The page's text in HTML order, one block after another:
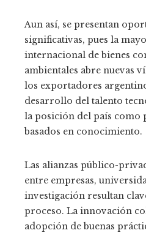
Aun así, se presentan
significativas, pues la
internacional de bienes
ambientales abre nuevas
los exportadores
desarrollo del talento
la posición del país como
basados en conocimiento.
Las alianzas público-
entre empresas,
investigación resultan
proceso. La innovación
adopción de buenas